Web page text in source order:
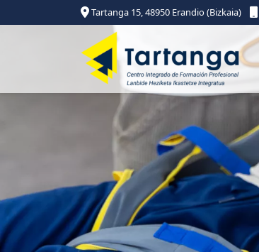
Tartanga 15, 48950 Erandio (Bizkaia)